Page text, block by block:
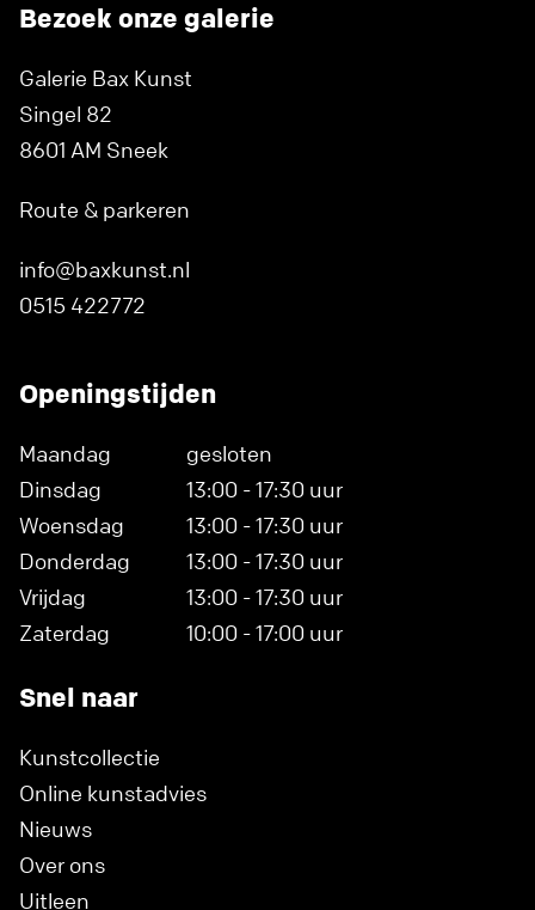
Bezoek onze galerie
Galerie Bax Kunst
Singel 82
8601 AM Sneek
Route & parkeren
info@baxkunst.nl
0515 422772
Openingstijden
Maandag
gesloten
Dinsdag
13:00 - 17:30 uur
Woensdag
13:00 - 17:30 uur
Donderdag
13:00 - 17:30 uur
Vrijdag
13:00 - 17:30 uur
Zaterdag
10:00 - 17:00 uur
Snel naar
Kunstcollectie
Online kunstadvies
Nieuws
Over ons
Uitleen